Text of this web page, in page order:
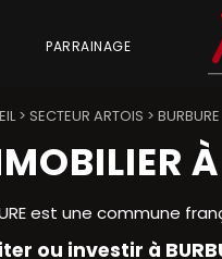
PARRAINAGE
> SECTEUR ARTOIS > BURBURE
est une commune
ou investir à